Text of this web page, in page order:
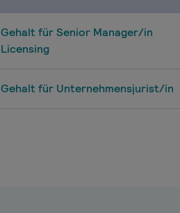
Gehalt für Senior Manager/in
Licensing
Gehalt für Unternehmensjurist/in